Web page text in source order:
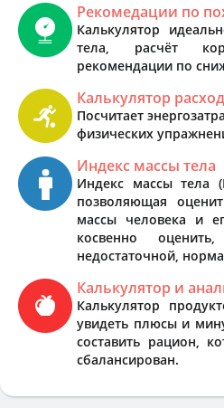
Рекомедации по
Калькулятор
тела, расчёт
рекомендации по
Калькулятор
Посчитает
физических
Индекс массы тела
Индекс массы тела
позволяющая
массы человека и
косвенно
недостаточной,
Калькулятор и
Калькулятор
увидеть плюсы и
составить рацион,
сбалансирован.